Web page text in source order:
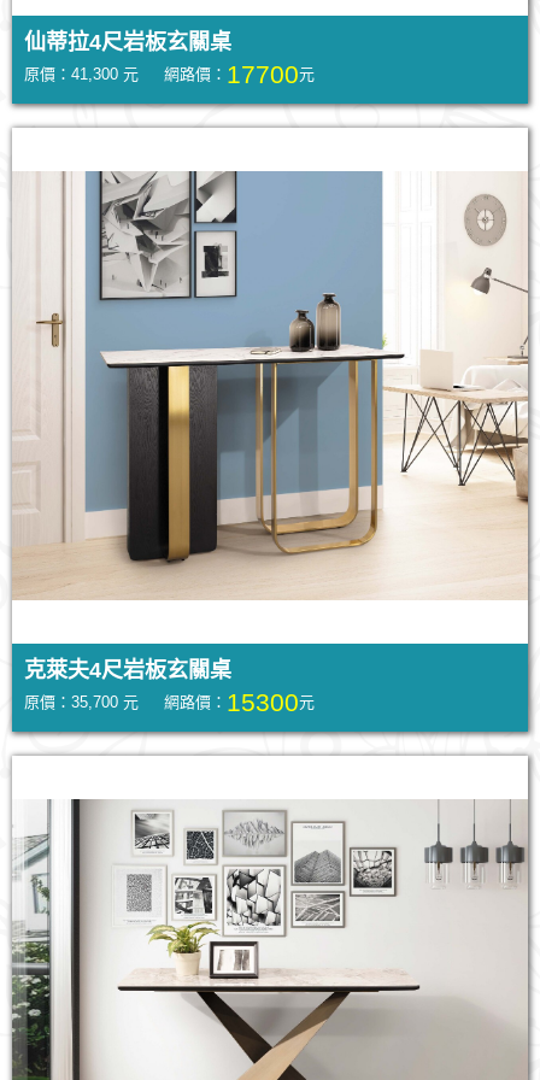
仙蒂拉4尺岩板玄關桌
原價：41,300 元 網路價： 17700元
克萊夫4尺岩板玄關桌
原價：35,700 元 網路價： 15300元